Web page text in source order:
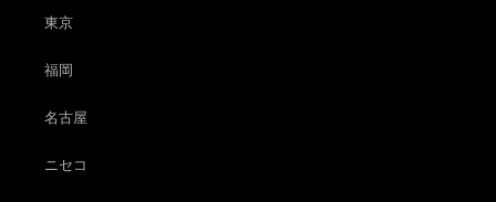
東京
福岡
名古屋
ニセコ